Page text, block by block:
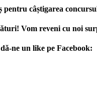
câștigarea
Vom reveni cu noi
ne un like pe Facebook: